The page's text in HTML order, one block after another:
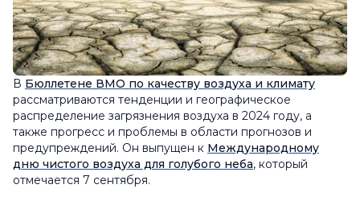
В Бюллетене ВМО по качеству воздуха и климату
рассматриваются тенденции и географическое
распределение загрязнения воздуха в 2024 году, а
также прогресс и проблемы в области прогнозов и
предупреждений. Он выпущен к Международному
дню чистого воздуха для голубого неба, который
отмечается 7 сентября.